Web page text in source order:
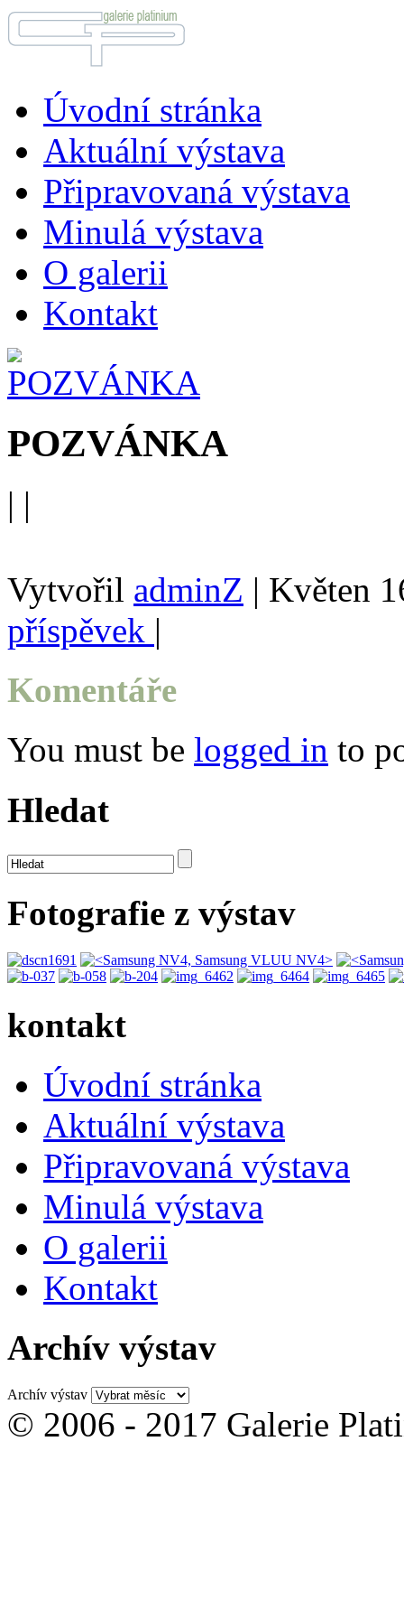
Úvodní stránka
Aktuální výstava
Připravovaná výstava
Minulá výstava
O galerii
Kontakt
POZVÁNKA
| |
Vytvořil adminZ | Květen
příspěvek |
Komentáře
You must be logged in to
Hledat
Fotografie z výstav
kontakt
Úvodní stránka
Aktuální výstava
Připravovaná výstava
Minulá výstava
O galerii
Kontakt
Archív výstav
Archív výstav
© 2006 - 2017 Galerie